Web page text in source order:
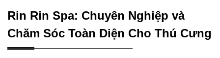
Rin Rin Spa: Chuyên Nghiệp và
Chăm Sóc Toàn Diện Cho Thú Cưng